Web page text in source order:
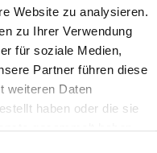
Website zu analysieren.
zu Ihrer Verwendung
für soziale Medien,
Partner führen diese
weiteren Daten
haben oder die sie